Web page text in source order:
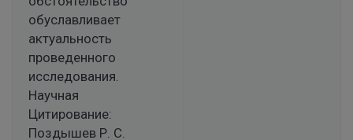
обуславливает
актуальность
проведенного
исследования.
Научная
Цитирование:
Поздышев Р. С.